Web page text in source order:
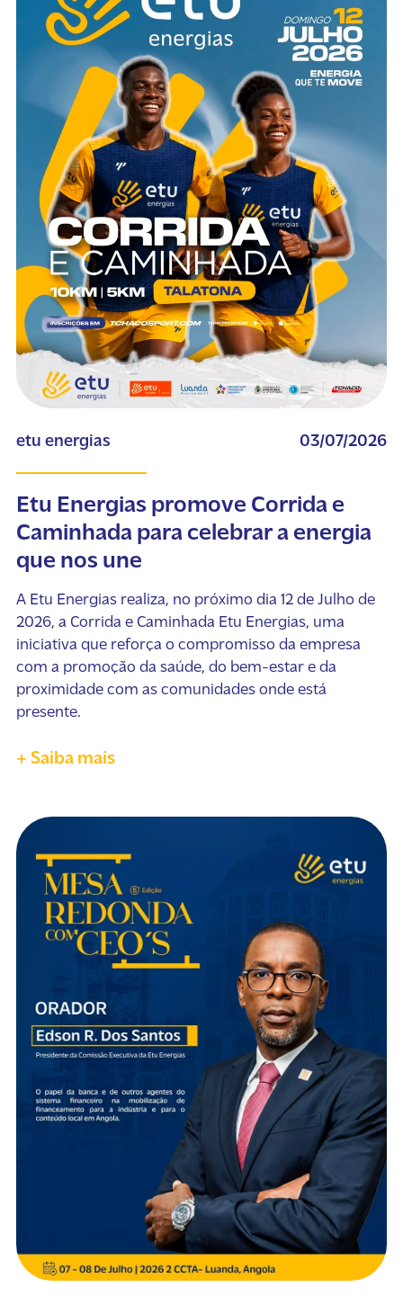
etu energias 03/07/2026
Etu Energias promove Corrida e
Caminhada para celebrar a energia
que nos une
A Etu Energias realiza, no próximo dia 12 de Julho de
2026, a Corrida e Caminhada Etu Energias, uma
iniciativa que reforça o compromisso da empresa
com a promoção da saúde, do bem-estar e da
proximidade com as comunidades onde está
presente.
+ Saiba mais